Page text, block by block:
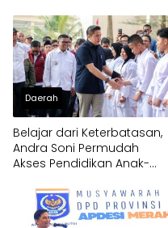
Daerah
Belajar dari Keterbatasan,
Andra Soni Permudah
Akses Pendidikan Anak-